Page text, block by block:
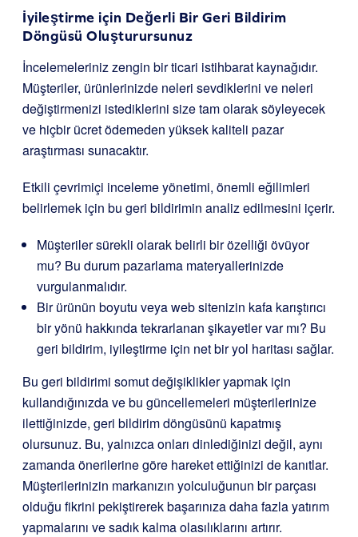
İyileştirme için Değerli Bir Geri Bildirim
Döngüsü Oluşturursunuz
İncelemeleriniz zengin bir ticari istihbarat kaynağıdır.
Müşteriler, ürünlerinizde neleri sevdiklerini ve neleri
değiştirmenizi istediklerini size tam olarak söyleyecek
ve hiçbir ücret ödemeden yüksek kaliteli pazar
araştırması sunacaktır.
Etkili çevrimiçi inceleme yönetimi, önemli eğilimleri
belirlemek için bu geri bildirimin analiz edilmesini içerir.
Müşteriler sürekli olarak belirli bir özelliği övüyor
mu? Bu durum pazarlama materyallerinizde
vurgulanmalıdır.
Bir ürünün boyutu veya web sitenizin kafa karıştırıcı
bir yönü hakkında tekrarlanan şikayetler var mı? Bu
geri bildirim, iyileştirme için net bir yol haritası sağlar.
Bu geri bildirimi somut değişiklikler yapmak için
kullandığınızda ve bu güncellemeleri müşterilerinize
ilettiğinizde, geri bildirim döngüsünü kapatmış
olursunuz. Bu, yalnızca onları dinlediğinizi değil, aynı
zamanda önerilerine göre hareket ettiğinizi de kanıtlar.
Müşterilerinizin markanızın yolculuğunun bir parçası
olduğu fikrini pekiştirerek başarınıza daha fazla yatırım
yapmalarını ve sadık kalma olasılıklarını artırır.